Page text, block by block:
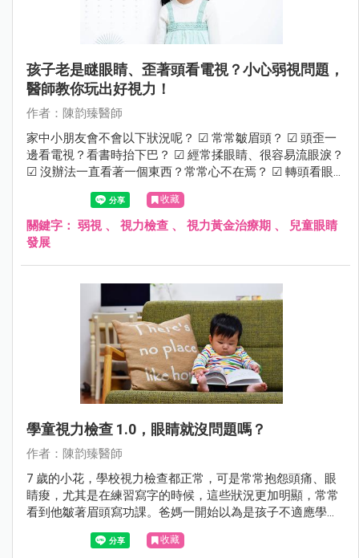
孩子老是瞇眼睛、歪著頭看電視？小心弱視問題，
醫師教你玩出好視力！
作者：陳韵臻醫師
家中小朋友會不會以下狀況呢？ ☑ 常常皺眉頭？ ☑ 頭歪一
邊看電視？看書時抬下巴？ ☑ 經常揉眼睛、很容易流眼淚？
☑ 沒辦法一直看著一個東西？常常心不在焉？ ☑ 轉頭看眼
前的東西？ 若有這些狀況建議進一步檢查，需留意是否有弱
視的可能性。
收藏
關鍵字： 弱視 、 視力檢查 、 視力黃金治療期 、
兒童眼睛
發展
學童視力檢查 1.0，眼睛就沒問題嗎？
作者：陳韵臻醫師
7 歲的小花，學校視力檢查都正常，可是常常抱怨頭痛、眼
睛痠，尤其是在練習寫字的時候，這些狀況更加明顯，常常
看到他皺著眉頭寫功課。爸媽一開始以為是孩子不適應學校
的生活，想說一陣子應該就是適應了，但小華的抱怨越來越
多，甚至會逃避閱讀或一些近距離的用眼活動。
收藏